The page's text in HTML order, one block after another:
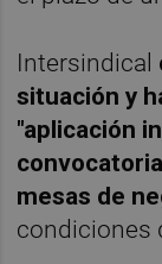
Intersindical
situación y
"aplicación
mesas de
condiciones